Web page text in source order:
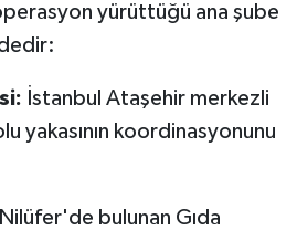
yürüttüğü ana şube
İstanbul Ataşehir merkezli
yakasının koordinasyonunu
Nilüfer'de bulunan Gıda